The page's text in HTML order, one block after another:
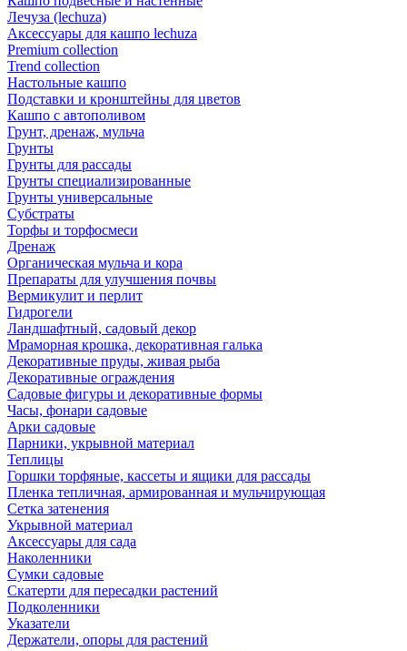
Лечуза (lechuza)
Аксессуары для кашпо lechuza
Premium collection
Trend collection
Настольные кашпо
Подставки и кронштейны для цветов
Кашпо с автополивом
Грунт, дренаж, мульча
Грунты
Грунты для рассады
Грунты специализированные
Грунты универсальные
Субстраты
Торфы и торфосмеси
Дренаж
Органическая мульча и кора
Препараты для улучшения почвы
Вермикулит и перлит
Гидрогели
Ландшафтный, садовый декор
Мраморная крошка, декоративная галька
Декоративные пруды, живая рыба
Декоративные ограждения
Садовые фигуры и декоративные формы
Часы, фонари садовые
Арки садовые
Парники, укрывной материал
Теплицы
Горшки торфяные, кассеты и ящики для рассады
Пленка тепличная, армированная и мульчирующая
Сетка затенения
Укрывной материал
Аксессуары для сада
Наколенники
Сумки садовые
Скатерти для пересадки растений
Подколенники
Указатели
Держатели, опоры для растений